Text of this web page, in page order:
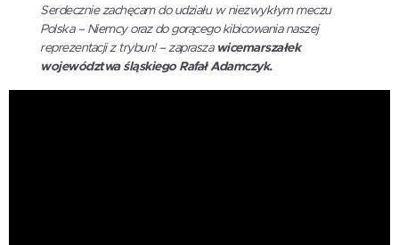
Serdecznie zachęcam do udziału w niezwykłym meczu
Polska – Niemcy oraz do gorącego kibicowania naszej
reprezentacji z trybun! – zaprasza wicemarszałek
województwa śląskiego Rafał Adamczyk.